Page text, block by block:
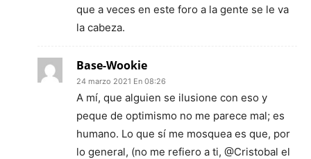
que a veces en este foro a la gente se le va
la cabeza.
Base-Wookie
24 marzo 2021 En 08:26
A mí, que alguien se ilusione con eso y
peque de optimismo no me parece mal; es
humano. Lo que sí me mosquea es que, por
lo general, (no me refiero a ti, @Cristobal el